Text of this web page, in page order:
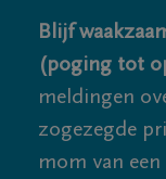
Blijf
(poging tot
meldingen
zogezegde
mom van